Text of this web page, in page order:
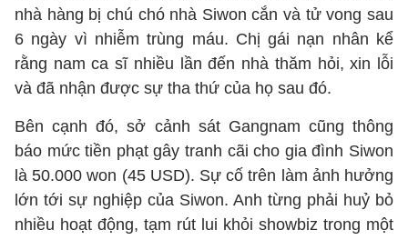
nhà hàng bị chú chó nhà Siwon cắn và tử vong sau
6 ngày vì nhiễm trùng máu. Chị gái nạn nhân kể
rằng nam ca sĩ nhiều lần đến nhà thăm hỏi, xin lỗi
và đã nhận được sự tha thứ của họ sau đó.
Bên cạnh đó, sở cảnh sát Gangnam cũng thông
báo mức tiền phạt gây tranh cãi cho gia đình Siwon
là 50.000 won (45 USD). Sự cố trên làm ảnh hưởng
lớn tới sự nghiệp của Siwon. Anh từng phải huỷ bỏ
nhiều hoạt động, tạm rút lui khỏi showbiz trong một